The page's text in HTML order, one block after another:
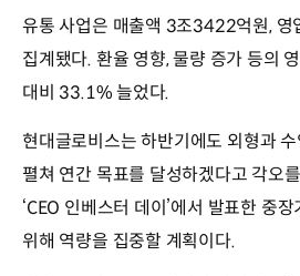
유통 사업은 매출액 3조3422억원,
집계됐다. 환율 영향, 물량 증가 등의
대비 33.1% 늘었다.
현대글로비스는 하반기에도 외형과
펼쳐 연간 목표를 달성하겠다고 각오
‘CEO 인베스터 데이’에서 발표한 중
위해 역량을 집중할 계획이다.